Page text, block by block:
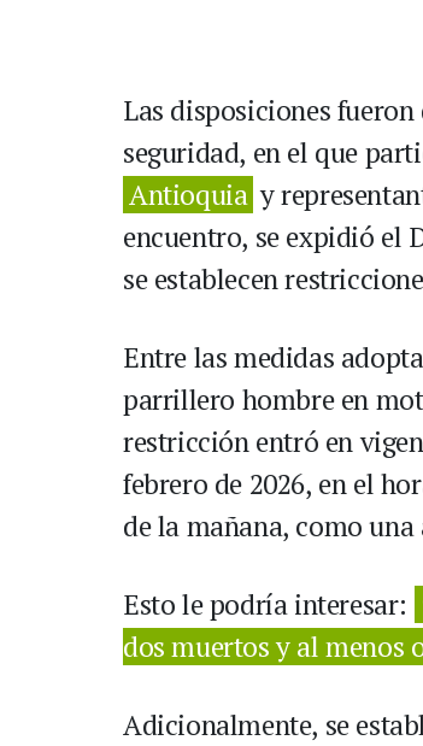
Las disposiciones
seguridad, en el que
Antioquia y
encuentro, se expidió el
se establecen
Entre las medidas
parrillero hombre en
restricción entró en
febrero de 2026, en el
de la mañana, como
Esto le podría interesar:
dos muertos y al menos
Adicionalmente, se